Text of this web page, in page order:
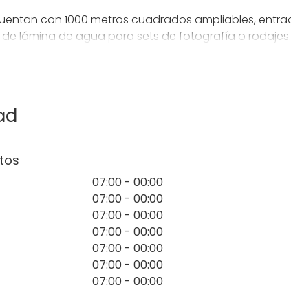
con 1000 metros cuadrados ampliables,
lámina de agua para sets de fotografía o rodajes.
que se respira en nuestro oasis particular,
de 430 m2 que se puede llenar con una
07:00 - 00:00
07:00 - 00:00
07:00 - 00:00
07:00 - 00:00
07:00 - 00:00
07:00 - 00:00
07:00 - 00:00